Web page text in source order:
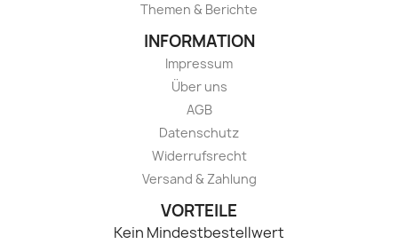
Themen & Berichte
INFORMATION
Impressum
Über uns
AGB
Datenschutz
Widerrufsrecht
Versand & Zahlung
VORTEILE
Kein Mindestbestellwert